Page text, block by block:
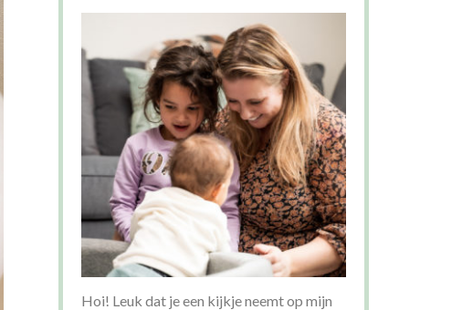
Hoi! Leuk dat je een kijkje neemt op mijn